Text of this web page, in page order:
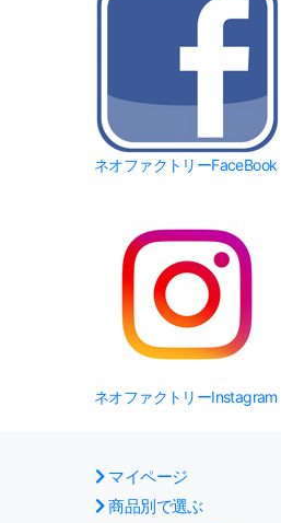
ネオファクトリーFaceBook
ネオファクトリーInstagram
マイページ
商品別で選ぶ